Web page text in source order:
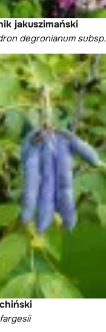
jakuszimański
degronianum subsp.